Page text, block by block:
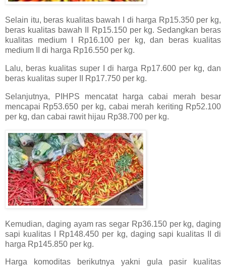
Selain itu, beras kualitas bawah I di harga Rp15.350 per kg,
beras kualitas bawah II Rp15.150 per kg. Sedangkan beras
kualitas medium I Rp16.100 per kg, dan beras kualitas
medium II di harga Rp16.550 per kg.
Lalu, beras kualitas super I di harga Rp17.600 per kg, dan
beras kualitas super II Rp17.750 per kg.
Selanjutnya, PIHPS mencatat harga cabai merah besar
mencapai Rp53.650 per kg, cabai merah keriting Rp52.100
per kg, dan cabai rawit hijau Rp38.700 per kg.
Kemudian, daging ayam ras segar Rp36.150 per kg, daging
sapi kualitas I Rp148.450 per kg, daging sapi kualitas II di
harga Rp145.850 per kg.
Harga komoditas berikutnya yakni gula pasir kualitas